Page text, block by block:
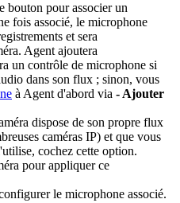
bouton pour associer un
fois associé, le microphone
et sera
Agent ajoutera
un contrôle de microphone si
dans son flux ; sinon, vous
à Agent d'abord via - Ajouter
dispose de son propre flux
caméras IP) et que vous
cochez cette option.
pour appliquer ce
le microphone associé.